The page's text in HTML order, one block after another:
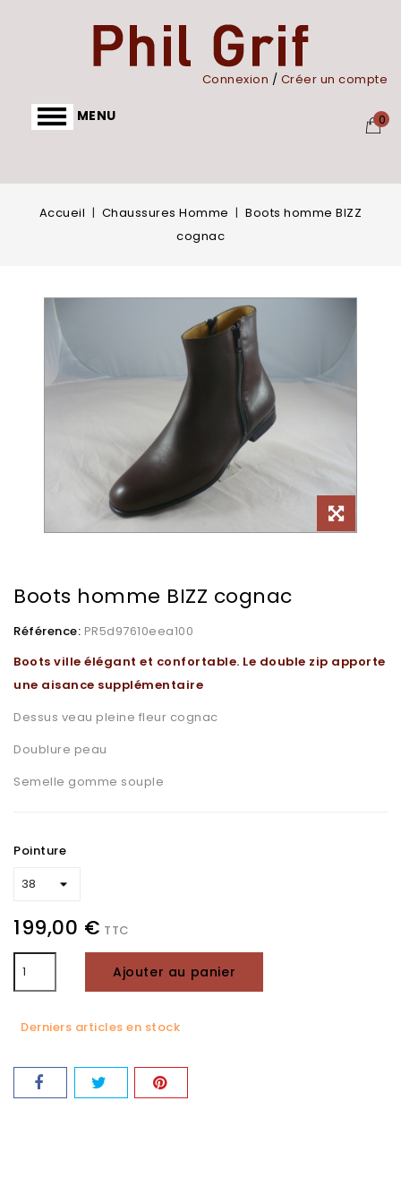
Connexion / Créer un compte
0
MENU
Accueil Chaussures Homme
Boots homme BIZZ
cognac
Boots homme BIZZ cognac
Référence: PR5d97610eea100
Boots ville élégant et confortable. Le double zip apporte
une aisance supplémentaire
Dessus veau pleine fleur cognac
Doublure peau
Semelle gomme souple
Pointure
199,00 € TTC
Ajouter au panier
Derniers articles en stock